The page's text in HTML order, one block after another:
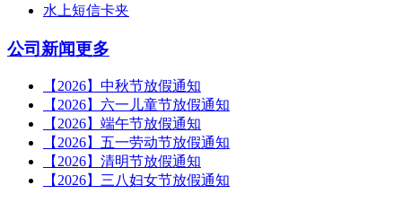
水上短信卡夹
公司新闻更多
【2026】中秋节放假通知
【2026】六一儿童节放假通知
【2026】端午节放假通知
【2026】五一劳动节放假通知
【2026】清明节放假通知
【2026】三八妇女节放假通知